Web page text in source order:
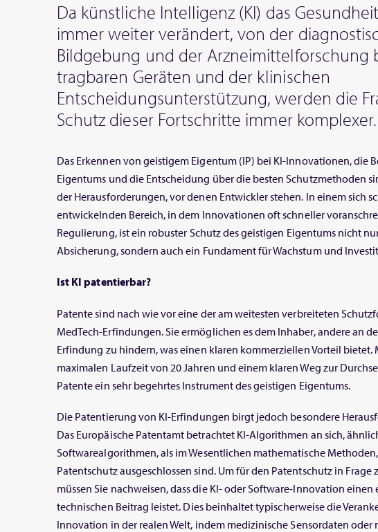
Da künstliche Intelligenz (KI) das
immer weiter verändert, von der
Bildgebung und der Arzneimittelforschung
tragbaren Geräten und der klinischen
Entscheidungsunterstützung, werden die
Schutz dieser Fortschritte immer komplexer.
Das Erkennen von geistigem Eigentum (IP) bei KI-Innovationen, die
Eigentums und die Entscheidung über die besten Schutzmethoden
der Herausforderungen, vor denen Entwickler stehen. In einem sich
entwickelnden Bereich, in dem Innovationen oft schneller
Regulierung, ist ein robuster Schutz des geistigen Eigentums nicht
Absicherung, sondern auch ein Fundament für Wachstum und
Ist KI patentierbar?
Patente sind nach wie vor eine der am weitesten verbreiteten
MedTech-Erfindungen. Sie ermöglichen es dem Inhaber, andere an
Erfindung zu hindern, was einen klaren kommerziellen Vorteil bietet.
maximalen Laufzeit von 20 Jahren und einem klaren Weg zur
Patente ein sehr begehrtes Instrument des geistigen Eigentums.
Die Patentierung von KI-Erfindungen birgt jedoch besondere
Das Europäische Patentamt betrachtet KI-Algorithmen an sich,
Softwarealgorithmen, als im Wesentlichen mathematische
Patentschutz ausgeschlossen sind. Um für den Patentschutz in Frage
müssen Sie nachweisen, dass die KI- oder Software-Innovation einen
technischen Beitrag leistet. Dies beinhaltet typischerweise die
Innovation in der realen Welt, indem medizinische Sensordaten oder